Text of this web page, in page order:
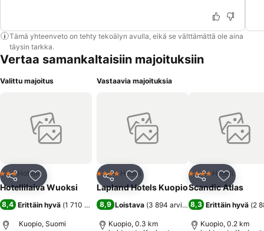
Tämä yhteenveto on tehty tekoälyn avulla, eikä se välttämättä ole aina
täysin tarkka.
Vertaa samankaltaisiin majoituksiin
Valittu majoitus
Jaa Lisää suosikkeihin
3 Tähtiluokitus
Hotelli
Hotellilaiva Wuoksi
8,4 Erittäin hyvä (1 710 arviota)
Kuopio, Suomi
Vastaavia majoituksia
Jaa Lisää suosikkeihin
4 Tähtiluokitus
Hotelli
Lapland Hotels Kuopio
8,9 Loistava (3 894 arviota)
Kuopio, 0.3 km
Jaa Lisää
4 Tähtiluokitus
Hotelli
Scandic Atlas
8,3 Erittäin hyvä (2
Kuopio, 0.2 km